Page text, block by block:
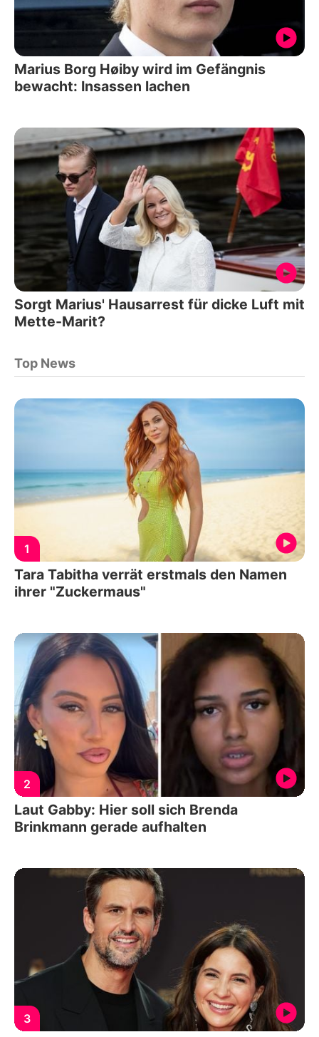
Marius Borg Høiby wird im Gefängnis
bewacht: Insassen lachen
Sorgt Marius' Hausarrest für dicke Luft mit
Mette-Marit?
Top News
1
Tara Tabitha verrät erstmals den Namen
ihrer "Zuckermaus"
2
Laut Gabby: Hier soll sich Brenda
Brinkmann gerade aufhalten
3